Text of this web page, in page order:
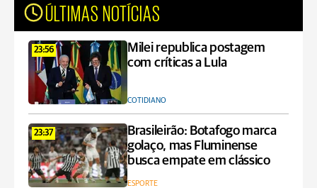
ÚLTIMAS NOTÍCIAS
23:56
Milei republica postagem
com críticas a Lula
COTIDIANO
23:37
Brasileirão: Botafogo marca
golaço, mas Fluminense
busca empate em clássico
ESPORTE